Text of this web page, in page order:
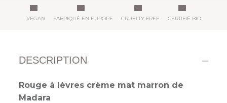
VEGAN FABRIQUÉ EN EUROPE CRUELTY FREE CERTIFIÉ BIO
DESCRIPTION
Rouge à lèvres crème mat marron de
Madara